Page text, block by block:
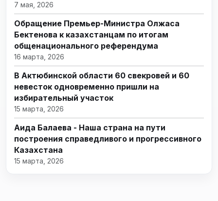
7 мая, 2026
Обращение Премьер-Министра Олжаса
Бектенова к казахстанцам по итогам
общенационального референдума
16 марта, 2026
В Актюбинской области 60 свекровей и 60
невесток одновременно пришли на
избирательный участок
15 марта, 2026
Аида Балаева - Наша страна на пути
построения справедливого и прогрессивного
Казахстана
15 марта, 2026